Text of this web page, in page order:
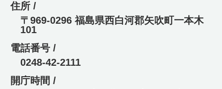
住所 /
〒969-0296 福島県西白河郡矢吹町一本木
101
電話番号 /
0248-42-2111
開庁時間 /